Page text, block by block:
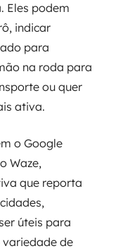
Eles podem
indicar
para
na roda para
ou quer
ativa.
o Google
Waze,
que reporta
úteis para
variedade de